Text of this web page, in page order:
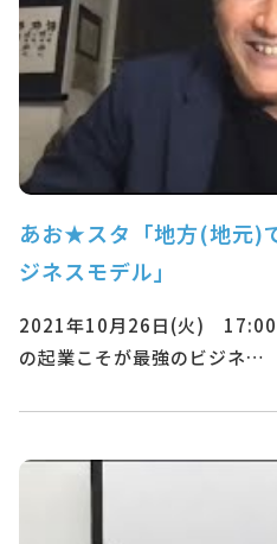
あお★スタ「地方(地元)
ジネスモデル」
2021年10月26日(火) 17:00
の起業こそが最強のビジネ…